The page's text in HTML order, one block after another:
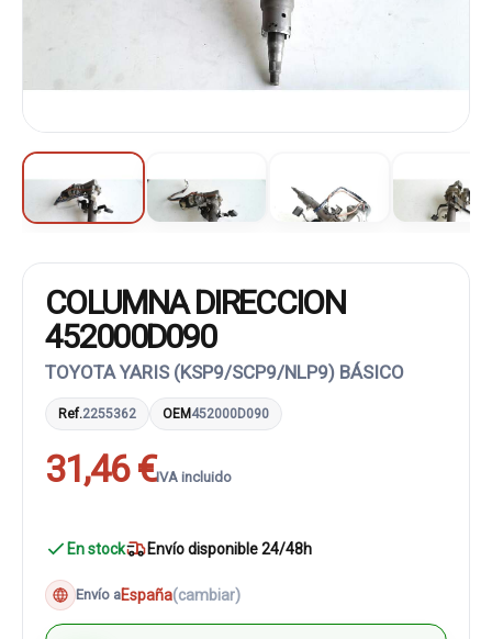
COLUMNA DIRECCION
452000D090
TOYOTA YARIS (KSP9/SCP9/NLP9) BÁSICO
Ref.2255362 OEM452000D090
31,46 €IVA incluido
En stock Envío disponible 24/48h
Envío aEspaña(cambiar)